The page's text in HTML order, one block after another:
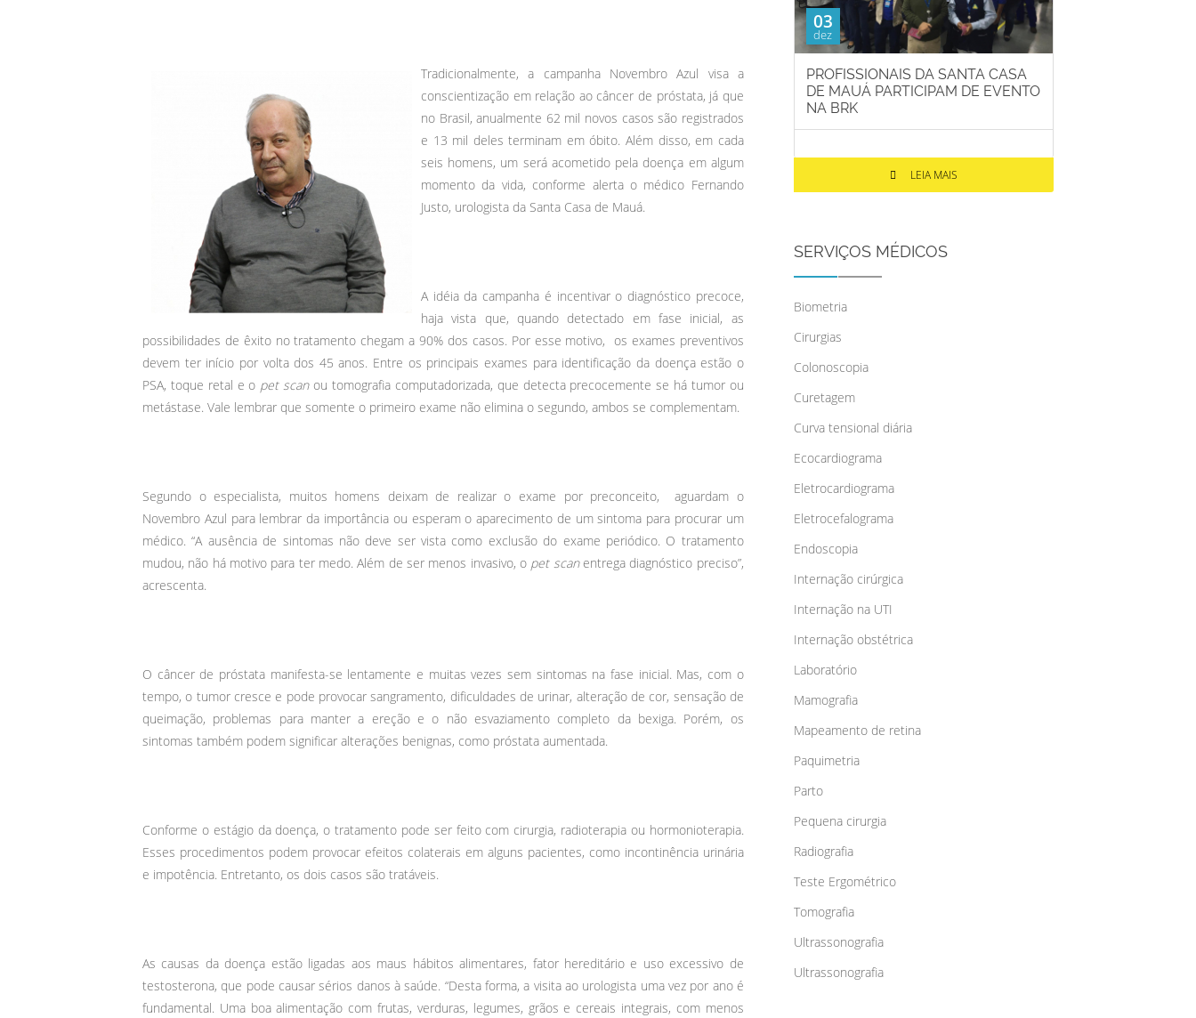
Tradicionalmente, a campanha Novembro Azul visa a
conscientização em relação ao câncer de próstata, já que
no Brasil, anualmente 62 mil novos casos são registrados
e 13 mil deles terminam em óbito. Além disso, em cada
seis homens, um será acometido pela doença em algum
momento da vida, conforme alerta o médico Fernando
Justo, urologista da Santa Casa de Mauá.
A idéia da campanha é incentivar o diagnóstico precoce,
haja vista que, quando detectado em fase inicial, as
possibilidades de êxito no tratamento chegam a 90% dos casos. Por esse motivo, os exames preventivos
devem ter início por volta dos 45 anos. Entre os principais exames para identificação da doença estão o
PSA, toque retal e o pet scanou tomografia computadorizada, que detecta precocemente se há tumor ou
metástase. Vale lembrar que somente o primeiro exame não elimina o segundo, ambos se complementam.
Segundo o especialista, muitos homens deixam de realizar o exame por preconceito, aguardam o
Novembro Azul para lembrar da importância ou esperam o aparecimento de um sintoma para procurar um
médico. “A ausência de sintomas não deve ser vista como exclusão do exame periódico. O tratamento
mudou, não há motivo para ter medo. Além de ser menos invasivo, o pet scanentrega diagnóstico preciso”,
acrescenta.
O câncer de próstata manifesta-se lentamente e muitas vezes sem sintomas na fase inicial. Mas, com o
tempo, o tumor cresce e pode provocar sangramento, dificuldades de urinar, alteração de cor, sensação de
queimação, problemas para manter a ereção e o não esvaziamento completo da bexiga. Porém, os
sintomas também podem significar alterações benignas, como próstata aumentada.
Conforme o estágio da doença, o tratamento pode ser feito com cirurgia, radioterapia ou hormonioterapia.
Esses procedimentos podem provocar efeitos colaterais em alguns pacientes, como incontinência urinária
e impotência. Entretanto, os dois casos são tratáveis.
As causas da doença estão ligadas aos maus hábitos alimentares, fator hereditário e uso excessivo de
testosterona, que pode causar sérios danos à saúde. “Desta forma, a visita ao urologista uma vez por ano é
fundamental. Uma boa alimentação com frutas, verduras, legumes, grãos e cereais integrais, com menos
03
dez
PROFISSIONAIS DA SANTA CASA
DE MAUÁ PARTICIPAM DE EVENTO
NA BRK
LEIA MAIS
SERVIÇOS MÉDICOS
Biometria
Cirurgias
Colonoscopia
Curetagem
Curva tensional diária
Ecocardiograma
Eletrocardiograma
Eletrocefalograma
Endoscopia
Internação cirúrgica
Internação na UTI
Internação obstétrica
Laboratório
Mamografia
Mapeamento de retina
Paquimetria
Parto
Pequena cirurgia
Radiografia
Teste Ergométrico
Tomografia
Ultrassonografia
Ultrassonografia